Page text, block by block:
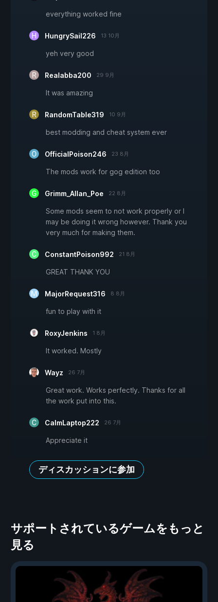
everything worked fine
HungrySail226 13 10月
yeh very good
Realabba200 29 9月
It was amazing
RandomTable319 10 9月
best modding and cheat system ever
OfficialPoison246 23 8月
The mods work for gog edition too
Grimm_Allan_Poe 22 8月
Some mods seem to not work properly or I
may be doing it wrong however. Thank you
very much for making them.
ConstantPoison992 21 8月
GREAT THANK YOU
MajorRequest316 8 8月
fun to play with it
RoxyJenkins 1 8月
It worked. Mostly
Wayz 26 7月
Great work. Works perfectly. Thanks for all
the work put into this.
CalmLaptop222 26 7月
Appreciate it
ディスカッションに参加
サポートされているゲームをもっと
見る